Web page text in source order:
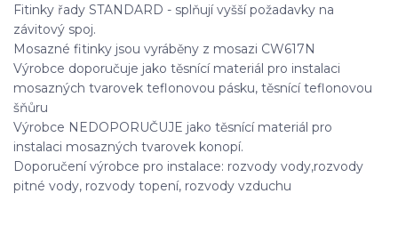
Fitinky řady STANDARD - splňují vyšší požadavky na
závitový spoj.
Mosazné fitinky jsou vyráběny z mosazi CW617N
Výrobce doporučuje jako těsnící materiál pro instalaci
mosazných tvarovek teflonovou pásku, těsnící teflonovou
šňůru
Výrobce NEDOPORUČUJE jako těsnící materiál pro
instalaci mosazných tvarovek konopí.
Doporučení výrobce pro instalace: rozvody vody,rozvody
pitné vody, rozvody topení, rozvody vzduchu